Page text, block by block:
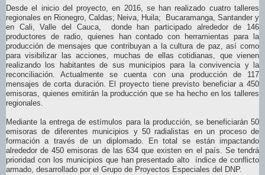
Desde el inicio del proyecto, en 2016, se han realizado cuatro talleres
regionales en Rionegro, Caldas; Neiva, Huila; Bucaramanga, Santander y
en Cali, Valle del Cauca, donde han participado alrededor de 146
productores de radio, quienes han contado con herramientas para la
producción de mensajes que contribuyan a la cultura de paz, así como
para visibilizar las acciones, muchas de ellas cotidianas, que vienen
realizando los habitantes de sus municipios para la convivencia y la
reconciliación. Actualmente se cuenta con una producción de 117
mensajes de corta duración. El proyecto tiene previsto beneficiar a 450
emisoras, quienes emitirán la producción que se ha hecho en los talleres
regionales.
Mediante la entrega de estímulos para la producción, se beneficiarán 50
emisoras de diferentes municipios y 50 radialistas en un proceso de
formación a través de un diplomado. En total se están impactando
alrededor de 450 emisoras de las 634 que existen en el país. Se tendrá
prioridad con los municipios que han presentado alto índice de conflicto
armado, desarrollado por el Grupo de Proyectos Especiales del DNP.